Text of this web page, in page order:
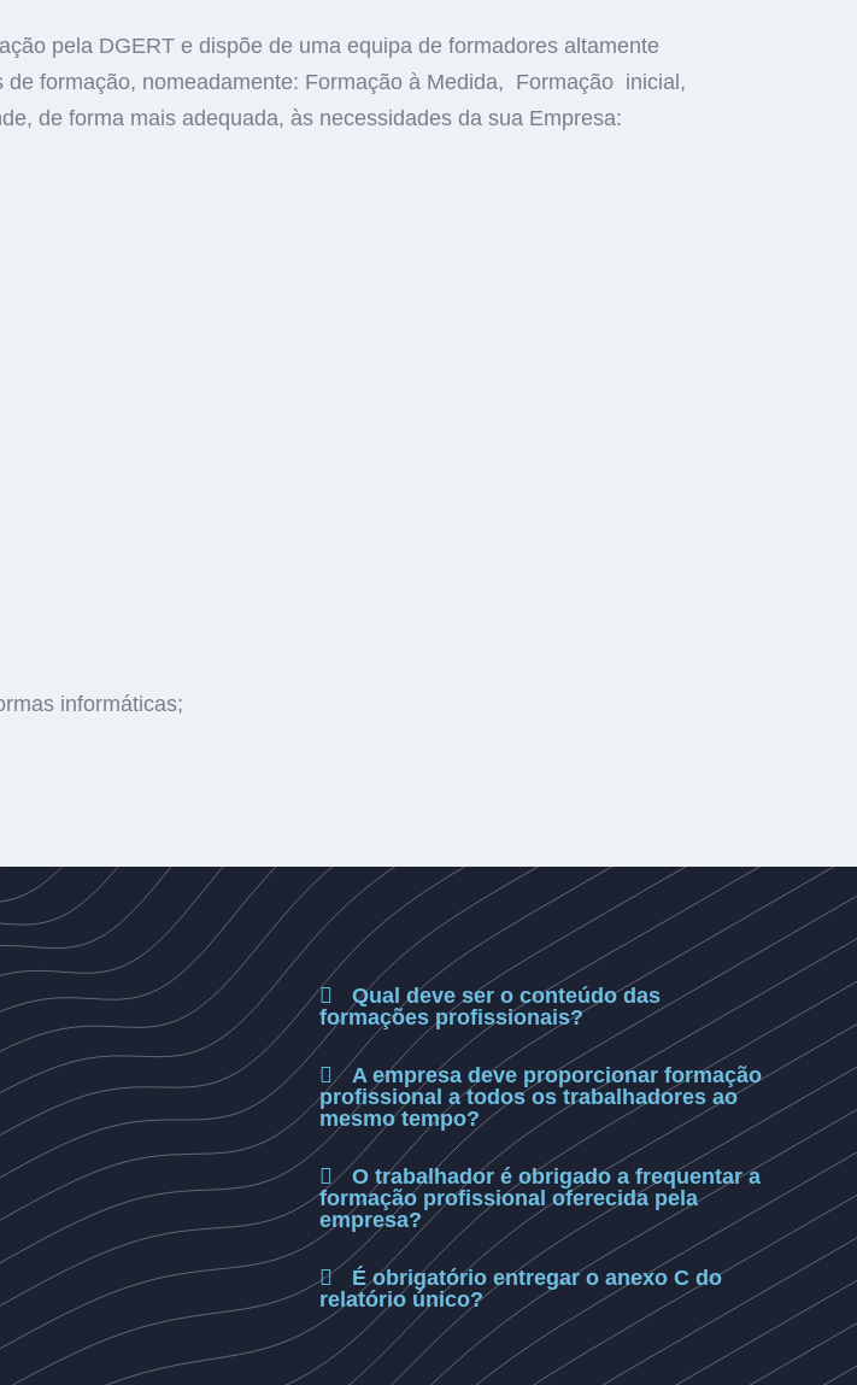
pela DGERT e dispõe de uma equipa de formadores altamente
formação, nomeadamente: Formação à Medida, Formação inicial,
de forma mais adequada, às necessidades da sua Empresa:
informáticas;
Qual deve ser o conteúdo das
formações profissionais?
A empresa deve proporcionar formação
profissional a todos os trabalhadores ao
mesmo tempo?
O trabalhador é obrigado a frequentar a
formação profissional oferecida pela
empresa?
É obrigatório entregar o anexo C do
relatório único?